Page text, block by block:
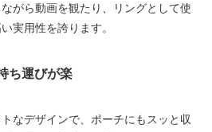
がら動画を観たり、リングとして使
実用性を誇ります。
ち運びが楽
なデザインで、ポーチにもスッと収